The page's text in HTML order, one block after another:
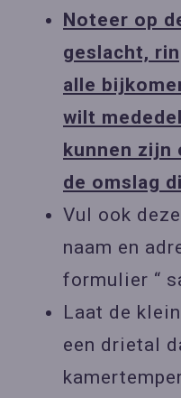
Noteer op
geslacht,
alle
wilt
kunnen zijn
de omslag
Vul ook
naam en
formulier “
Laat de
een drietal